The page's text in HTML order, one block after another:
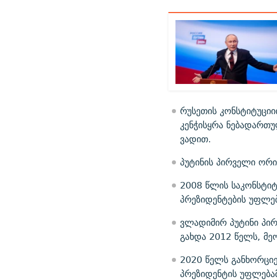
რუსეთის
კენჭისყრა
ვადით.
პუტინის პირველი
2008 წლის
პრეზიდენტების
ვლადიმირ პუტინი
გახდა 2012 წელს,
2020 წელს
პრეზიდენტის